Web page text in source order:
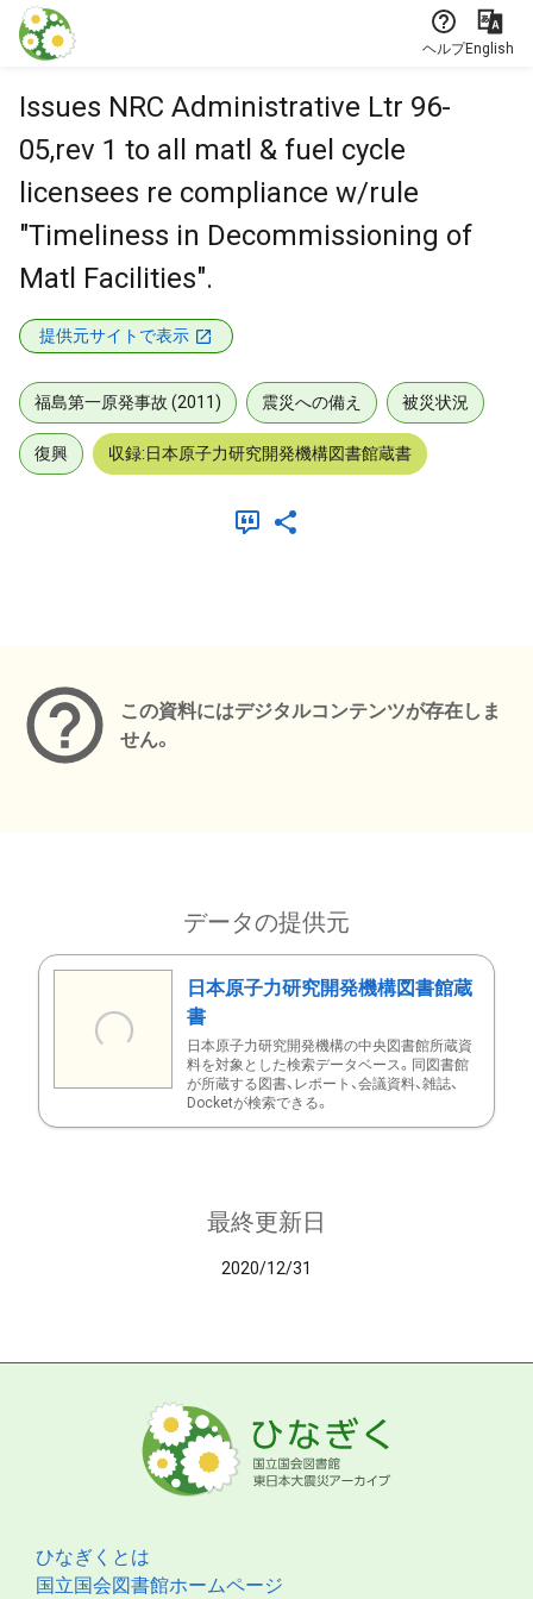
本文に飛ぶ
ヘルプEnglish
Issues NRC Administrative Ltr 96-
05,rev 1 to all matl & fuel cycle
licensees re compliance w/rule
"Timeliness in Decommissioning of
Matl Facilities".
提供元サイトで表示
福島第一原発事故 (2011) 震災への備え 被災状況
復興 収録:日本原子力研究開発機構図書館蔵書
この資料にはデジタルコンテンツが存在しま
せん。
データの提供元
日本原子力研究開発機構図書館蔵
書
日本原子力研究開発機構の中央図書館所蔵資
料を対象とした検索データベース。同図書館
が所蔵する図書、レポート、会議資料、雑誌、
Docketが検索できる。
最終更新日
2020/12/31
ひなぎくとは
国立国会図書館ホームページ